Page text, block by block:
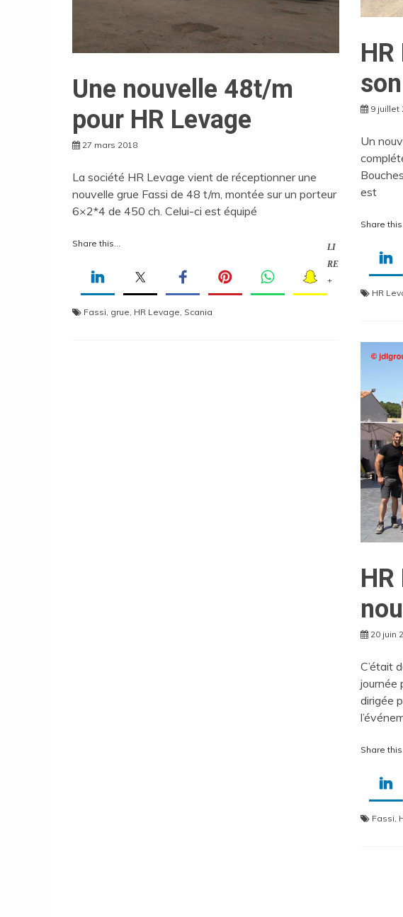
9 juillet
Un
est
Share this...
HR
Une nouvelle 48t/m
pour HR Levage
27 mars 2018
La société HR Levage vient de réceptionner une
nouvelle grue Fassi de 48 t/m, montée sur un porteur
6×2*4 de 450 ch. Celui-ci est équipé
Share this...
LI
RE
+
Fassi grue HR Levage Scania
20 juin
C’était
journée
dirigée
Share this...
Fassi